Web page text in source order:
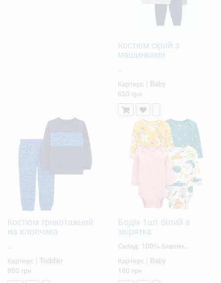
Костюм сірий з
машинками
Картерс | Baby
650 грн
Костюм трикотажний
на хлопчика
Картерс | Toddler
850 грн
Бодік 1шт білий в
звірятка
Склад: 100% бавовн..
Картерс | Baby
160 грн